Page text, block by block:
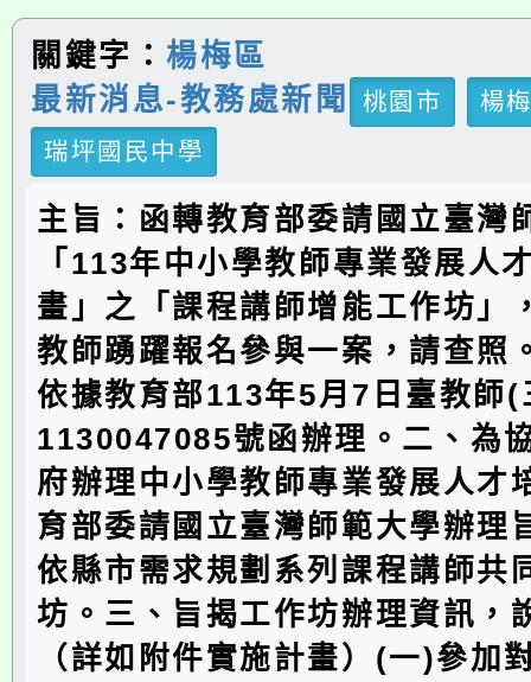
關鍵字： 楊梅區
最新消息-教務處新聞
桃園市
楊
瑞坪國民中學
主旨：函轉教育部委請國立臺灣
「113年中小學教師專業發展人
畫」之「課程講師增能工作坊」
教師踴躍報名參與一案，請查照
依據教育部113年5月7日臺教師(
1130047085號函辦理。二、為
府辦理中小學教師專業發展人才
育部委請國立臺灣師範大學辦理
依縣市需求規劃系列課程講師共
坊。三、旨揭工作坊辦理資訊，
（詳如附件實施計畫）(一)參加